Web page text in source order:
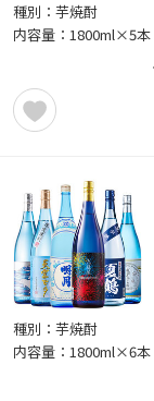
種別：芋焼酎
内容量：1800ml×5本
種別：芋焼酎
内容量：1800ml×6本